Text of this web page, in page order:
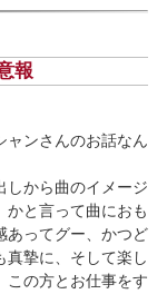
報
ャンさんのお話なん
しから曲のイメージ
かと言って曲におも
あってグー、かつど
真摯に、そして楽し
この方とお仕事をす